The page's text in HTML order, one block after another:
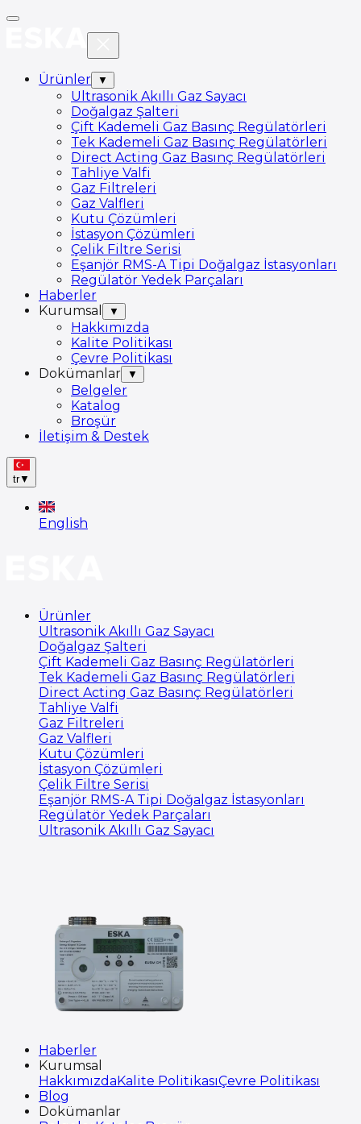
Ürünler ▼
Ultrasonik Akıllı Gaz Sayacı
Doğalgaz Şalteri
Çift Kademeli Gaz Basınç Regülatörleri
Tek Kademeli Gaz Basınç Regülatörleri
Direct Acting Gaz Basınç Regülatörleri
Tahliye Valfi
Gaz Filtreleri
Gaz Valfleri
Kutu Çözümleri
İstasyon Çözümleri
Çelik Filtre Serisi
Eşanjör RMS-A Tipi Doğalgaz İstasyonları
Regülatör Yedek Parçaları
Haberler
Kurumsal
▼
Hakkımızda
Kalite Politikası
Çevre Politikası
Dokümanlar
▼
Belgeler
Katalog
Broşür
İletişim & Destek
tr▼
English
Ürünler
Ultrasonik Akıllı Gaz Sayacı
Doğalgaz Şalteri
Çift Kademeli Gaz Basınç Regülatörleri
Tek Kademeli Gaz Basınç Regülatörleri
Direct Acting Gaz Basınç Regülatörleri
Tahliye Valfi
Gaz Filtreleri
Gaz Valfleri
Kutu Çözümleri
İstasyon Çözümleri
Çelik Filtre Serisi
Eşanjör RMS-A Tipi Doğalgaz İstasyonları
Regülatör Yedek Parçaları
Ultrasonik Akıllı Gaz Sayacı
Haberler
Kurumsal
HakkımızdaKalite PolitikasıÇevre Politikası
Blog
Dokümanlar